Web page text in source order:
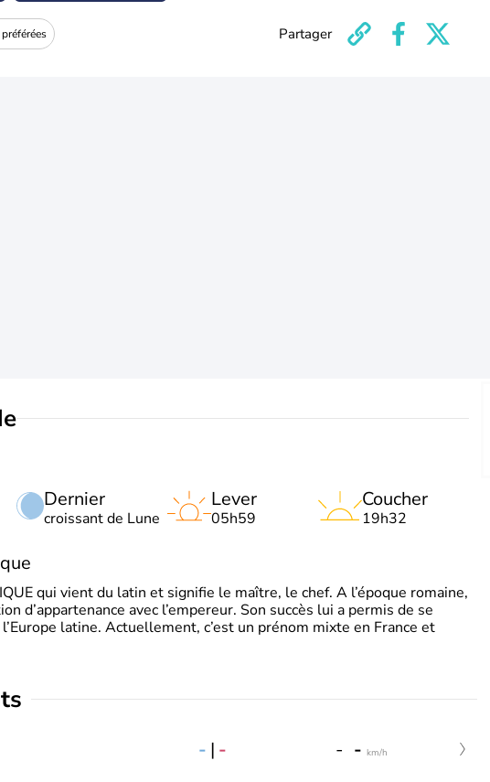
Partager
Dernier
croissant de Lune
Lever
05h59
Coucher
19h32
qui vient du latin et signifie le maître, le chef. A l’époque romaine,
d’appartenance avec l’empereur. Son succès lui a permis de se
latine. Actuellement, c’est un prénom mixte en France et
- | - - - km/h